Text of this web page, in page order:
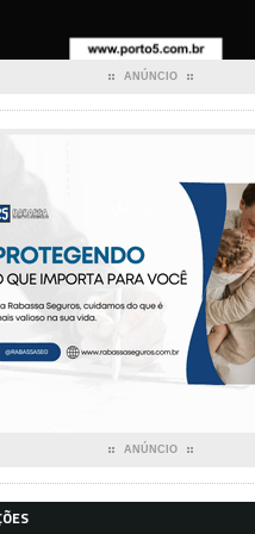
ANÚNCIO
ANÚNCIO